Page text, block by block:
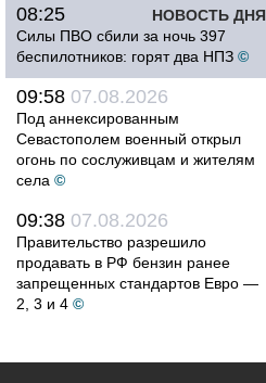
НОВОСТЬ ДНЯ
08:25
Силы ПВО сбили за ночь 397
беспилотников: горят два НПЗ ©
09:58 07.08.2026
Под аннексированным
Севастополем военный открыл
огонь по сослуживцам и жителям
села ©
09:38 07.08.2026
Правительство разрешило
продавать в РФ бензин ранее
запрещенных стандартов Евро —
2, 3 и 4 ©